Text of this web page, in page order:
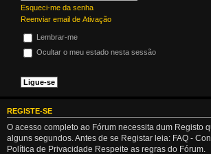
Esqueci-me da senha
Reenviar email de Ativação
Lembrar-me
Ocultar o meu estado nesta sessão
REGISTE-SE
O acesso completo ao Fórum necessita dum Registo
alguns segundos. Antes de se Registar leia: FAQ -
Política de Privacidade Respeite as regras do Fórum.